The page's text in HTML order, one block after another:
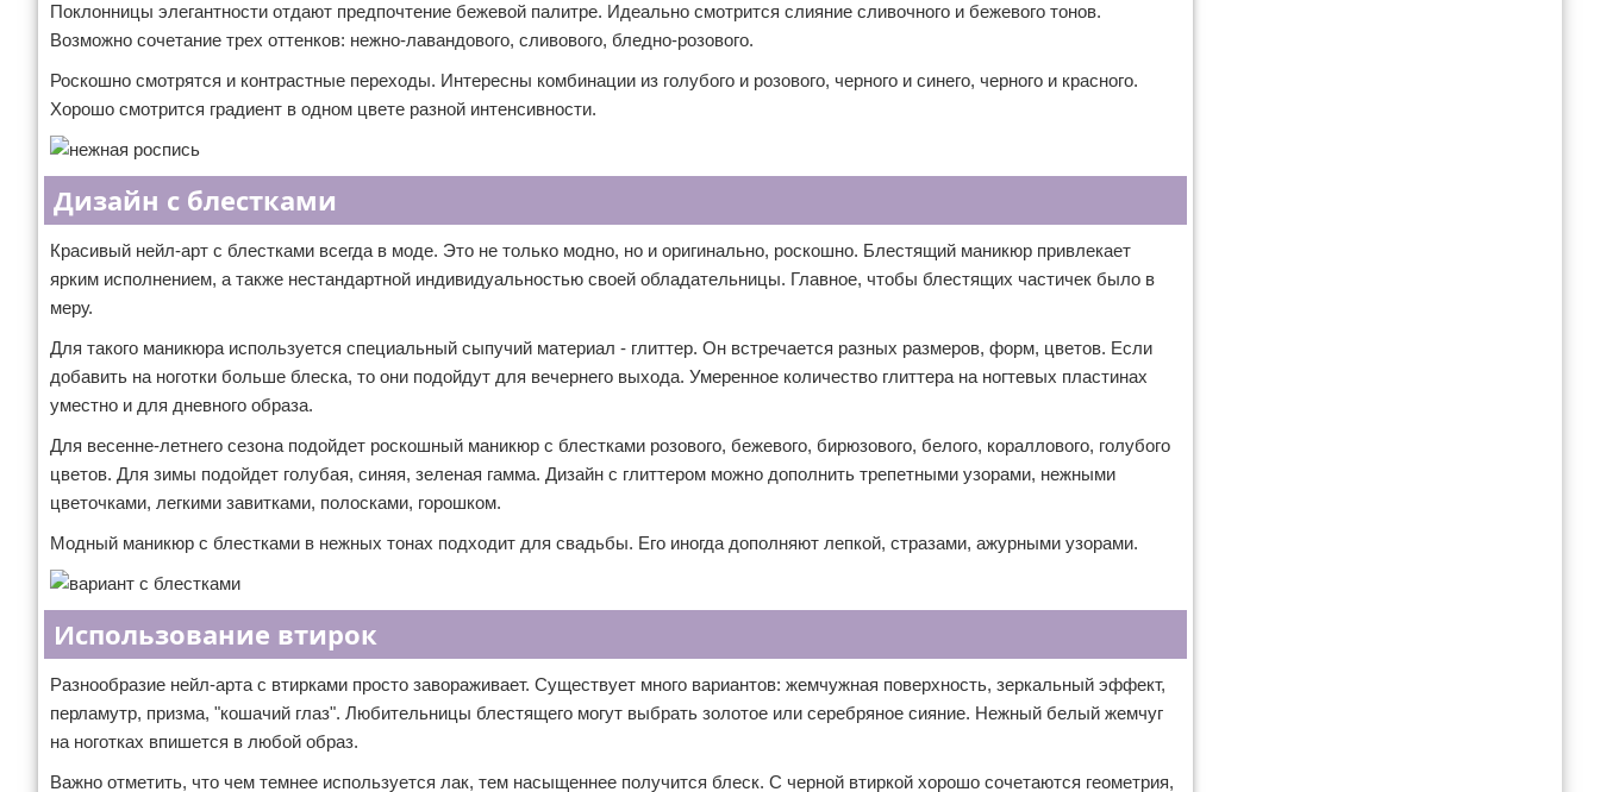
Поклонницы элегантности отдают предпочтение бежевой палитре. Идеально смотрится слияние сливочного и бежевого тонов.
Возможно сочетание трех оттенков: нежно-лавандового, сливового, бледно-розового.
Роскошно смотрятся и контрастные переходы. Интересны комбинации из голубого и розового, черного и синего, черного и красного.
Хорошо смотрится градиент в одном цвете разной интенсивности.
Дизайн с блестками
Красивый нейл-арт с блестками всегда в моде. Это не только модно, но и оригинально, роскошно. Блестящий маникюр привлекает
ярким исполнением, а также нестандартной индивидуальностью своей обладательницы. Главное, чтобы блестящих частичек было в
меру.
Для такого маникюра используется специальный сыпучий материал - глиттер. Он встречается разных размеров, форм, цветов. Если
добавить на ноготки больше блеска, то они подойдут для вечернего выхода. Умеренное количество глиттера на ногтевых пластинах
уместно и для дневного образа.
Для весенне-летнего сезона подойдет роскошный маникюр с блестками розового, бежевого, бирюзового, белого, кораллового, голубого
цветов. Для зимы подойдет голубая, синяя, зеленая гамма. Дизайн с глиттером можно дополнить трепетными узорами, нежными
цветочками, легкими завитками, полосками, горошком.
Модный маникюр с блестками в нежных тонах подходит для свадьбы. Его иногда дополняют лепкой, стразами, ажурными узорами.
Использование втирок
Разнообразие нейл-арта с втирками просто завораживает. Существует много вариантов: жемчужная поверхность, зеркальный эффект,
перламутр, призма, "кошачий глаз". Любительницы блестящего могут выбрать золотое или серебряное сияние. Нежный белый жемчуг
на ноготках впишется в любой образ.
Важно отметить, что чем темнее используется лак, тем насыщеннее получится блеск. С черной втиркой хорошо сочетаются геометрия,